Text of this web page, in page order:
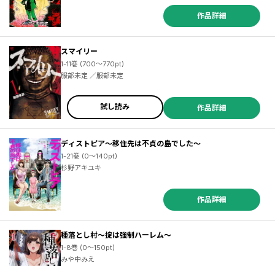
作品詳細
スマイリー
1-11巻 (700～770pt)
服部未定 ／服部未定
試し読み 作品詳細
ディストピア～移住先は不貞の島でした～
1-21巻 (0～140pt)
杉野アキユキ
作品詳細
種落とし村～掟は強制ハーレム～
1-8巻 (0～150pt)
みや中みえ